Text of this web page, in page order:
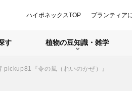
ハイポネックスTOP プランティア
す 植物の豆知識・雑学
pickup81『令の風（れいのかぜ）』